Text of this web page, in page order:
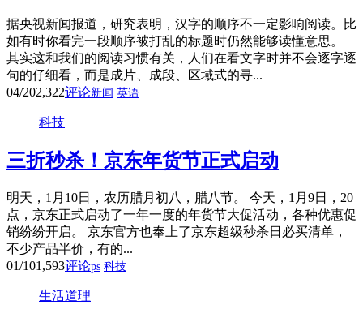
据央视新闻报道，研究表明，汉字的顺序不一定影响阅读。比
如有时你看完一段顺序被打乱的标题时仍然能够读懂意思。
其实这和我们的阅读习惯有关，人们在看文字时并不会逐字逐
句的仔细看，而是成片、成段、区域式的寻...
04/202,322评论新闻 英语
科技
三折秒杀！京东年货节正式启动
明天，1月10日，农历腊月初八，腊八节。 今天，1月9日，20
点，京东正式启动了一年一度的年货节大促活动，各种优惠促
销纷纷开启。 京东官方也奉上了京东超级秒杀日必买清单，
不少产品半价，有的...
01/101,593评论ps 科技
生活道理